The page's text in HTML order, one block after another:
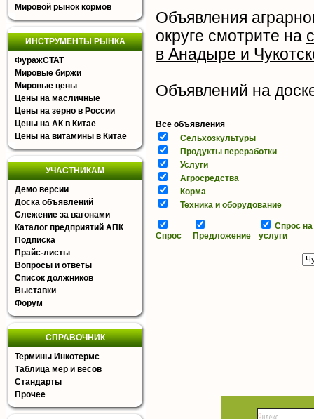
Мировой рынок кормов
ИНСТРУМЕНТЫ РЫНКА
ФуражСТАТ
Мировые биржи
Мировые цены
Цены на масличные
Цены на зерно в России
Цены на АК в Китае
Цены на витамины в Китае
УЧАСТНИКАМ
Демо версии
Доска объявлений
Слежение за вагонами
Каталог предприятий АПК
Подписка
Прайс-листы
Вопросы и ответы
Список должников
Выставки
Форум
СПРАВОЧНИК
Термины Инкотермс
Таблица мер и весов
Стандарты
Прочее
Объявления
округе смотрите на
в Анадыре и
Объявлений на
Все объявления
Сельхозкультуры
Продукты переработки
Услуги
Агросредства
Корма
Техника и оборудование
Спрос Предложение
Спрос на
услуги